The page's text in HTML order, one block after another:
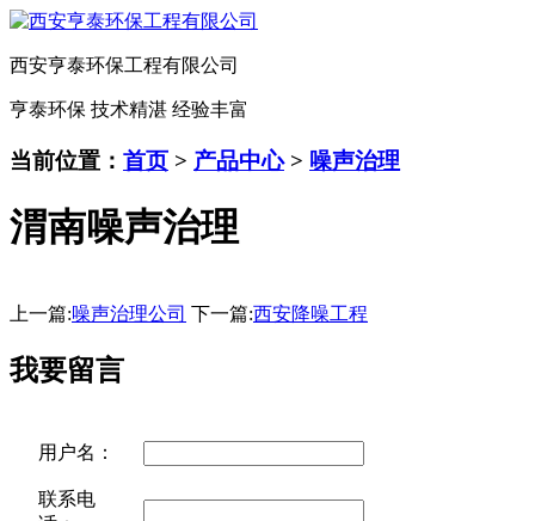
西安亨泰环保工程有限公司
亨泰环保 技术精湛 经验丰富
当前位置： 首页 > 产品中心> 噪声治理
渭南噪声治理
上一篇:噪声治理公司 下一篇:西安降噪工程
我要留言
用户名：
联系电